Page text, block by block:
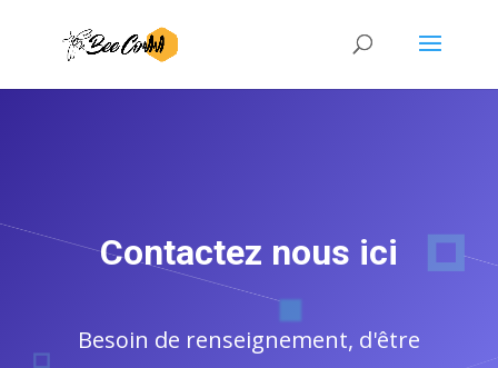
Contactez nous ici
Besoin de renseignement, d'être